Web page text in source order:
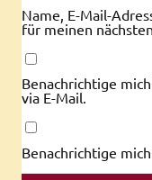
Name, E-Mail-
für meinen
Benachrichtige
via E-Mail.
Benachrichtige